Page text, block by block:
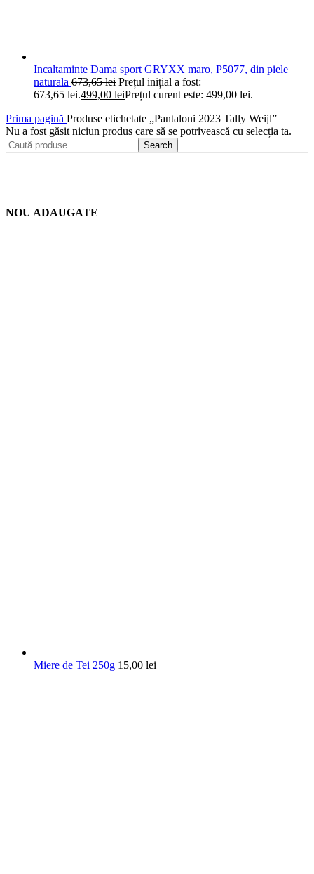
Incaltaminte Dama sport GRYXX maro, P5077, din piele
naturala 673,65lei Prețul inițial a fost:
673,65 lei.499,00 leiPrețul curent este: 499,00 lei.
Prima pagină Produse etichetate „Pantaloni 2023 Tally Weijl”
Nu a fost găsit niciun produs care să se potrivească cu selecția ta.
Search
NOU ADAUGATE
Miere de Tei 250g 15,00 lei